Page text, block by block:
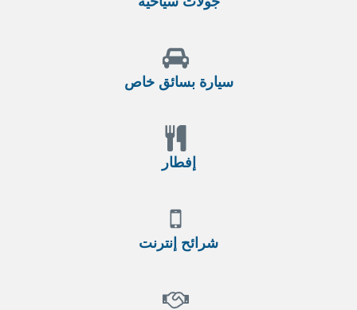
سيارة بسائق خاص
إفطار
شرائح إنترنت